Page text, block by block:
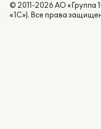
© 2011-2026 АО «Группа
«1С»). Все права